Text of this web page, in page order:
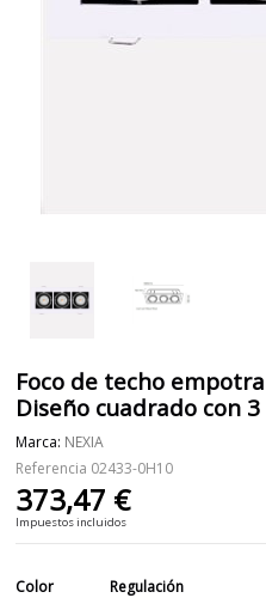
Foco de techo
Diseño cuadrado con
Marca: NEXIA
Referencia 02433-0H10
373,47 €
Impuestos incluidos
Color
Regulación